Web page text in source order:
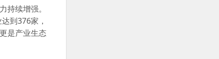
续增强。
到376家，
是产业生态